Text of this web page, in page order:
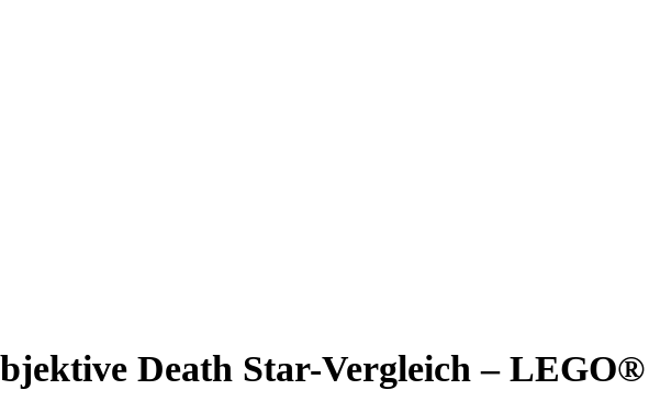
Death Star-Vergleich – LEGO®